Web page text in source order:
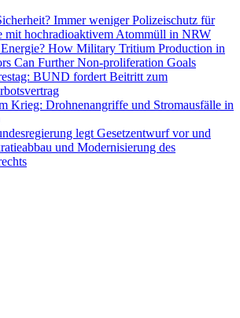
Immer weniger Polizeischutz für
mit hochradioaktivem Atommüll in NRW
How Military Tritium Production in
Can Further Non-proliferation Goals
BUND fordert Beitritt zum
Krieg: Drohnenangriffe und Stromausfälle in
legt Gesetzentwurf vor und
und Modernisierung des